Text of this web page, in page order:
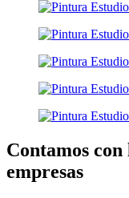
Contamos con
empresas